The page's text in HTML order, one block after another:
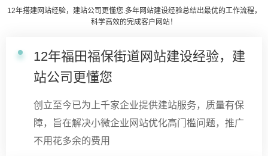
12年搭建网站经验，建站公司更懂您.多年网站建设经验总结出最优的工作流程，
科学高效的完成客户网站！
12年福田福保街道网站建设经验，建
站公司更懂您
创立至今已为上千家企业提供建站服务，质量有保
障，旨在解决小微企业网站优化高门槛问题，推广
不用花多余的费用